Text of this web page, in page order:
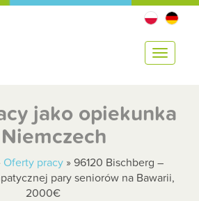
T
l
a
v
jako opiekunka
Oferty pracy » 96120 Bischberg –
pary seniorów na Bawarii,
2000€